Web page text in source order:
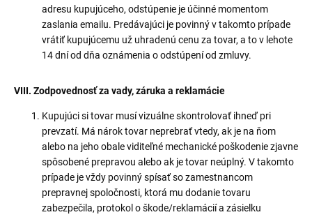
adresu kupujúceho, odstúpenie je účinné momentom
zaslania emailu. Predávajúci je povinný v takomto prípade
vrátiť kupujúcemu už uhradenú cenu za tovar, a to v lehote
14 dní od dňa oznámenia o odstúpení od zmluvy.
VIII. Zodpovednosť za vady, záruka a reklamácie
Kupujúci si tovar musí vizuálne skontrolovať ihneď pri
prevzatí. Má nárok tovar neprebrať vtedy, ak je na ňom
alebo na jeho obale viditeľné mechanické poškodenie zjavne
spôsobené prepravou alebo ak je tovar neúplný. V takomto
prípade je vždy povinný spísať so zamestnancom
prepravnej spoločnosti, ktorá mu dodanie tovaru
zabezpečila, protokol o škode/reklamácií a zásielku